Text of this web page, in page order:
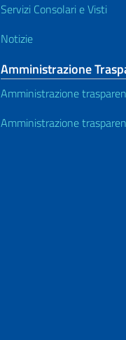
Servizi Consolari e Visti
Notizie
Amministrazione
Amministrazione
Amministrazione